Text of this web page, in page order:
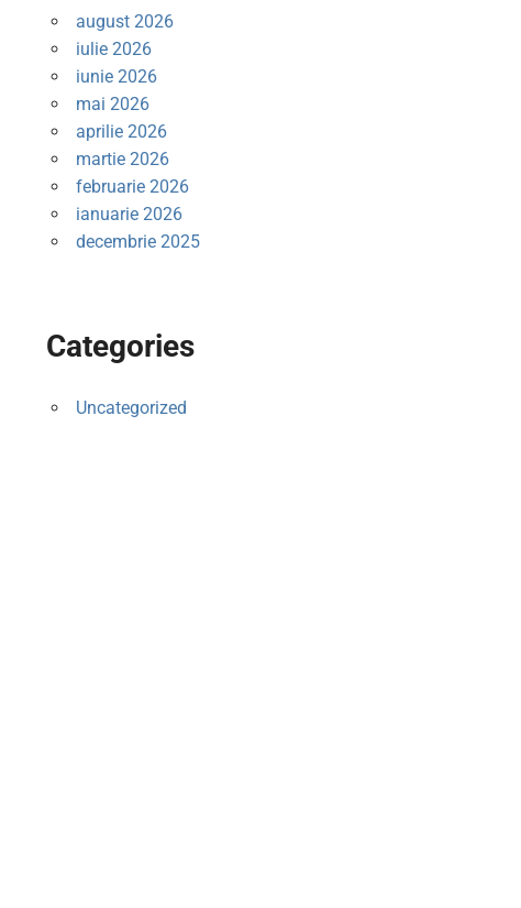
august 2026
iulie 2026
iunie 2026
mai 2026
aprilie 2026
martie 2026
februarie 2026
ianuarie 2026
decembrie 2025
Categories
Uncategorized